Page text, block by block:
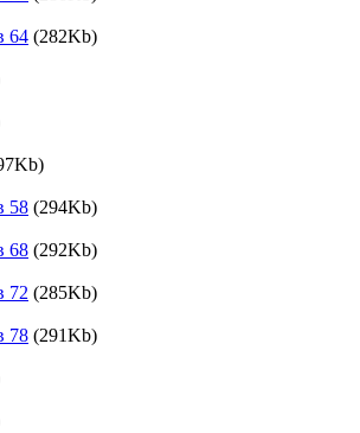
64 (282Kb)
58 (294Kb)
68 (292Kb)
72 (285Kb)
78 (291Kb)